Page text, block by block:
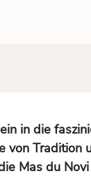
in die
von Tradition
Mas du